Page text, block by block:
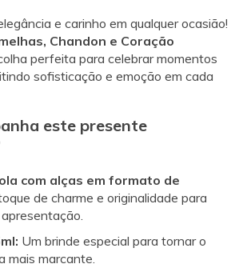
e carinho em qualquer ocasião!
Chandon e Coração
perfeita para celebrar momentos
sofisticação e emoção em cada
este presente
com alças em formato de
de charme e originalidade para
Um brinde especial para tornar o
mais marcante.